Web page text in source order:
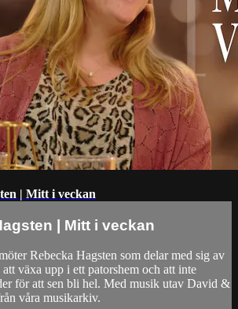
| Mitt i veckan
| Mitt i veckan
Rebecka Hagsten som delar med sig av
växa upp i ett patorshem och att inte
för att sen bli hel. Med musik utav David &
våra musikarkiv.